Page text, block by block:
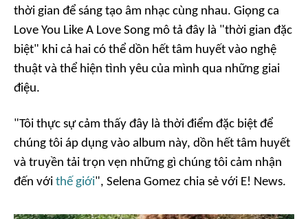
thời gian để sáng tạo âm nhạc cùng nhau. Giọng ca
Love You Like A Love Song mô tả đây là "thời gian đặc
biệt" khi cả hai có thể dồn hết tâm huyết vào nghệ
thuật và thể hiện tình yêu của mình qua những giai
điệu.
"Tôi thực sự cảm thấy đây là thời điểm đặc biệt để
chúng tôi áp dụng vào album này, dồn hết tâm huyết
và truyền tải trọn vẹn những gì chúng tôi cảm nhận
đến với thế giới", Selena Gomez chia sẻ với E! News.